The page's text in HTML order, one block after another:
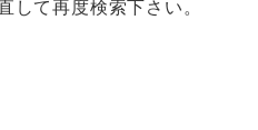
して再度検索下さい。